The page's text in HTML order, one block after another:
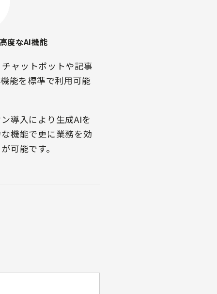
度なAI機能
ャットボットや記事
能を標準で利用可能
導入により生成AIを
機能で更に業務を効
可能です。